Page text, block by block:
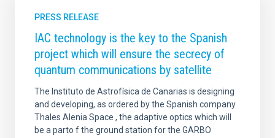
PRESS RELEASE
IAC technology is the key to the Spanish
project which will ensure the secrecy of
quantum communications by satellite
The Instituto de Astrofísica de Canarias is designing
and developing, as ordered by the Spanish company
Thales Alenia Space , the adaptive optics which will
be a parto f the ground station for the GARBO